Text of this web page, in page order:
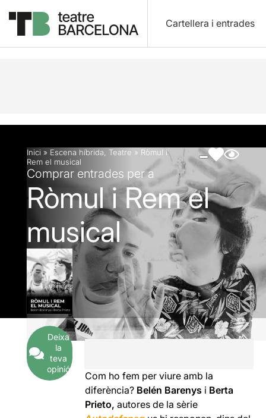
Cartellera i entrades
Descripció Fitxa artística Fotos i vídeos
Inici » Escena híbrida, Teatre » Ròmul i
Rem el musical
Comprar entrades per a
Ròmul i Rem el
musical
Deixa
la
teva
opinió
Com ho fem per viure amb la
diferència? Belén Barenys i Berta
Prieto,autores de la sèrie